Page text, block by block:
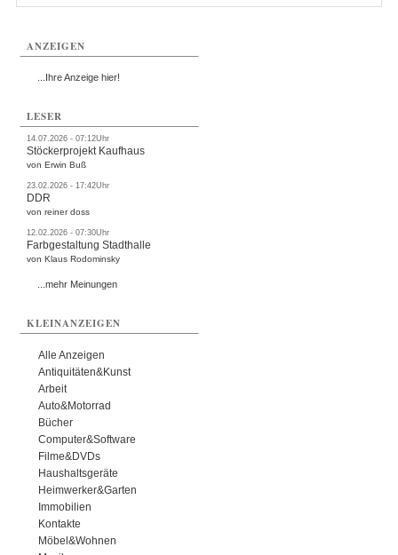
ANZEIGEN
...Ihre Anzeige hier!
LESER
14.07.2026 - 07:12Uhr
Stöckerprojekt Kaufhaus
von Erwin Buß
23.02.2026 - 17:42Uhr
DDR
von reiner doss
12.02.2026 - 07:30Uhr
Farbgestaltung Stadthalle
von Klaus Rodominsky
...mehr Meinungen
KLEINANZEIGEN
Alle Anzeigen
Antiquitäten&Kunst
Arbeit
Auto&Motorrad
Bücher
Computer&Software
Filme&DVDs
Haushaltsgeräte
Heimwerker&Garten
Immobilien
Kontakte
Möbel&Wohnen